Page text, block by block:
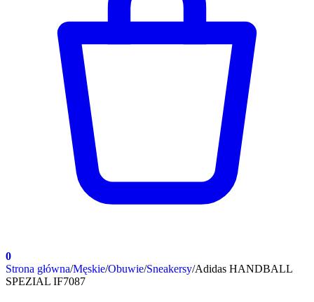
0
Strona główna/Męskie/Obuwie/Sneakersy/Adidas HANDBALL
SPEZIAL IF7087